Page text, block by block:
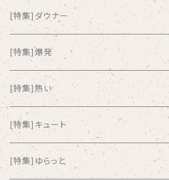
all about paradise
ALL ITEM 10 TIMES
Amia Calva
Amsterdamned
ANYO
[特集]ダウナー
[特集]爆発
[特集]熱い
[特集]キュート
[特集]ゆらっと